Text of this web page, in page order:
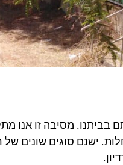
בביתנו. מסיבה זו אנו
ישנם סוגים שונים